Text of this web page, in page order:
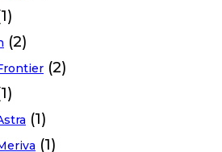
(2)
(2)
(1)
(1)